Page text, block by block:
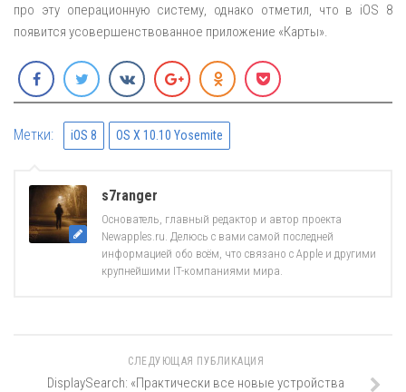
про эту операционную систему, однако отметил, что в iOS 8
появится усовершенствованное приложение «Карты».
Метки: iOS 8 OS X 10.10 Yosemite
s7ranger
Основатель, главный редактор и автор проекта
Newapples.ru. Делюсь с вами самой последней
информацией обо всём, что связано с Apple и другими
крупнейшими IT-компаниями мира.
СЛЕДУЮЩАЯ ПУБЛИКАЦИЯ
DisplaySearch: «Практически все новые устройства